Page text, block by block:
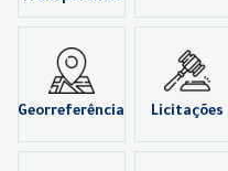
Georreferência Licitações